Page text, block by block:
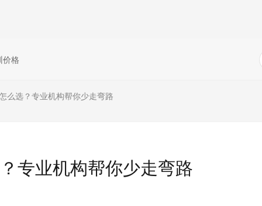
价格
么选？专业机构帮你少走弯路
专业机构帮你少走弯路